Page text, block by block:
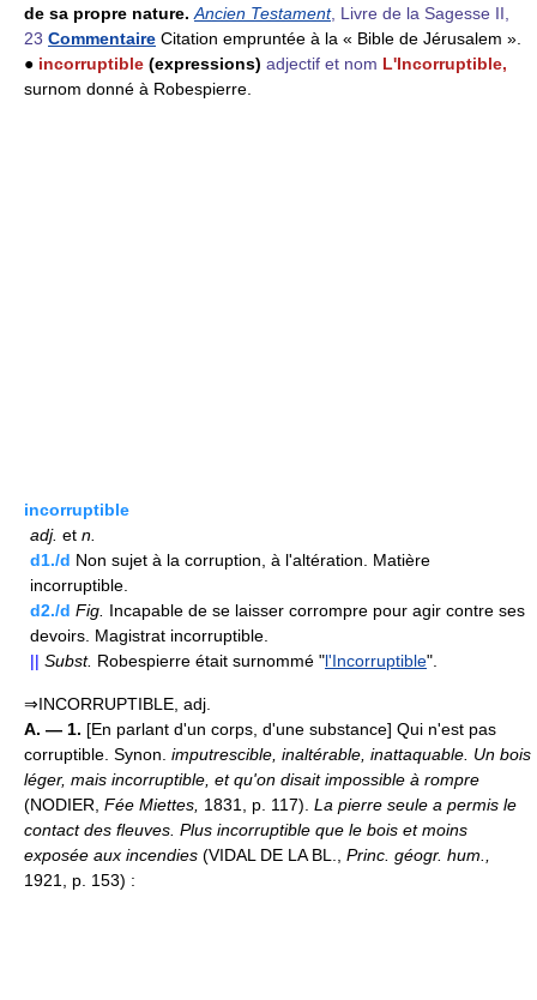
de sa propre nature. Ancien Testament, Livre de la Sagesse II,
23 Commentaire Citation empruntée à la « Bible de Jérusalem ».
● incorruptible (expressions) adjectif et nom L'Incorruptible,
surnom donné à Robespierre.
incorruptible
adj. et n.
d1./d Non sujet à la corruption, à l'altération. Matière
incorruptible.
d2./d Fig. Incapable de se laisser corrompre pour agir contre ses
devoirs. Magistrat incorruptible.
|| Subst. Robespierre était surnommé "l'Incorruptible".
⇒INCORRUPTIBLE, adj.
A. — 1. [En parlant d'un corps, d'une substance] Qui n'est pas
corruptible. Synon. imputrescible, inaltérable, inattaquable. Un bois
léger, mais incorruptible, et qu'on disait impossible à rompre
(NODIER, Fée Miettes, 1831, p. 117). La pierre seule a permis le
contact des fleuves. Plus incorruptible que le bois et moins
exposée aux incendies (VIDAL DE LA BL., Princ. géogr. hum.,
1921, p. 153) :